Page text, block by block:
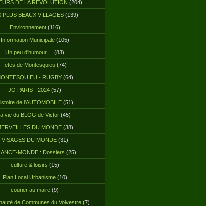
DE LA REVOLUTION (204)
PLUS BEAUX VILLAGES (139)
Environnement(116)
Information Municipale(105)
Un peu d'humour :.. (83)
fetes de Montesquieu(74)
- RUGBY (64)
JO PARIS - 2024 (57)
de l'AUTOMOBILE (51)
la vie du BLOG de Victor(45)
DU MONDE(38)
VISAGES DU MONDE(31)
MONDE : Dossiers (25)
culture & loisirs (15)
Plan Local Urbanisme(10)
courier au maire (9)
de Communes du Volvestre(7)